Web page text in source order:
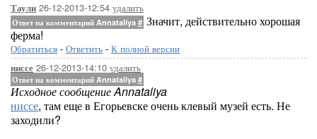
Таули 26-12-2013-12:54 удалить
Ответ на комментарий Annataliya # Значит, действительно хорошая
ферма!
Обратиться - Ответить - К полной версии
ниссе 26-12-2013-14:10 удалить
Ответ на комментарий Annataliya #
Исходное сообщение Annataliya
ниссе, там еще в Егорьевске очень клевый музей есть. Не
заходили?